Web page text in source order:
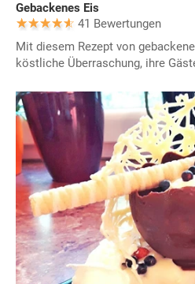
Gebackenes Eis
41 Bewertungen
Mit diesem Rezept von
köstliche Überraschung, ihre